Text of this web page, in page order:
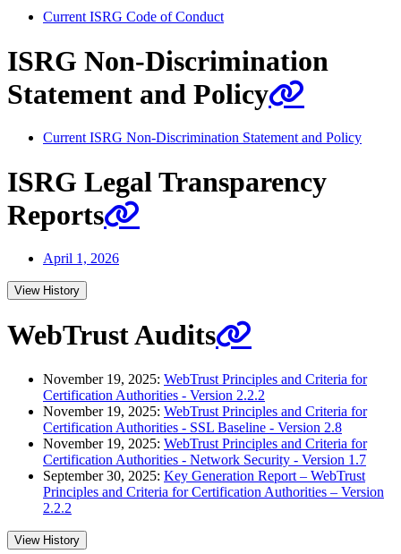
Current ISRG Code of Conduct
ISRG Non-Discrimination
Statement and Policy
Current ISRG Non-Discrimination Statement and Policy
ISRG Legal Transparency
Reports
April 1, 2026
View History
WebTrust Audits
November 19, 2025: WebTrust Principles and Criteria for
Certification Authorities - Version 2.2.2
November 19, 2025: WebTrust Principles and Criteria for
Certification Authorities - SSL Baseline - Version 2.8
November 19, 2025: WebTrust Principles and Criteria for
Certification Authorities - Network Security - Version 1.7
September 30, 2025: Key Generation Report – WebTrust
Principles and Criteria for Certification Authorities – Version
2.2.2
View History